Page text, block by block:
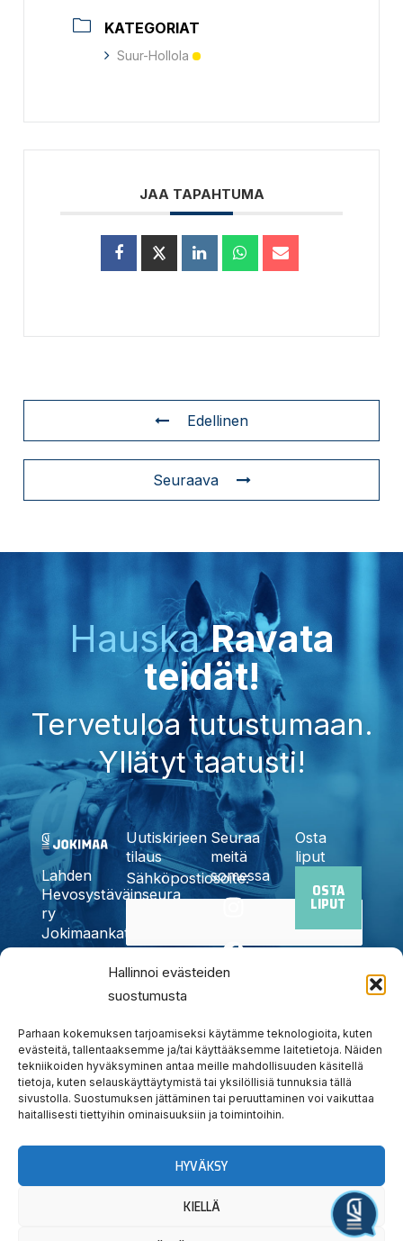
Hallinnoi evästeiden
suostumusta
Parhaan kokemuksen tarjoamiseksi käytämme teknologioita, kuten
evästeitä, tallentaaksemme ja/tai käyttääksemme laitetietoja. Näiden
tekniikoiden hyväksyminen antaa meille mahdollisuuden käsitellä
tietoja, kuten selauskäyttäytymistä tai yksilöllisiä tunnuksia tällä
sivustolla. Suostumuksen jättäminen tai peruuttaminen voi vaikuttaa
haitallisesti tiettyihin ominaisuuksiin ja toimintoihin.
HYVÄKSY
KIELLÄ
KATEGORIAT
Suur-Hollola
JAA TAPAHTUMA
Edellinen
Seuraava
HauskaRavata
teidät!
Tervetuloa tutustumaan.
Yllätyt taatusti!
Lahden
Hevosystäväinseura
ry
Jokimaankatu
6, 15700
6440
info@jokimaanravit.fi
Toimisto
avoinna
arkisin
Uutiskirjeen
tilaus
Sähköpostiosoite:
Kyllä,
tilaan
Seuraa
meitä
somessa
I
s
r
a
m
F
c
o
k
X
t
t
e
r
Y
u
e
T
k
Osta
liput
OSTA
LIPUT